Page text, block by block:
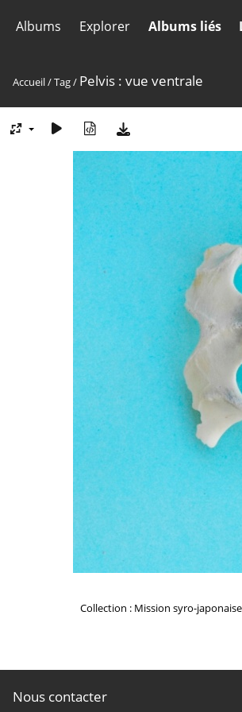
Albums Explorer Albums liés
Accueil/Tag/ Pelvis : vue ventrale
Collection : Mission syro-
Nous contacter